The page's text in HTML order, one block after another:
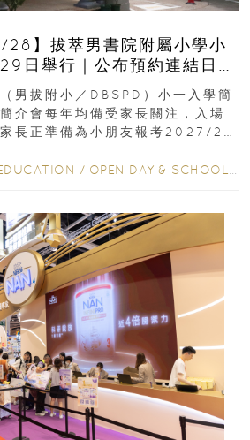
28】拔萃男書院附屬小學小
日舉行｜公布預約連結日期
男拔附小／DBSPD）小一入學簡
介會每年均備受家長關注，入場
長正準備為小朋友報考2027/28
/ OPEN DAY & SCHOOL EVENTS